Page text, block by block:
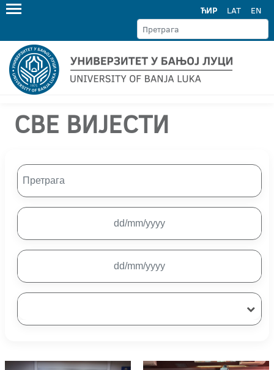
ЋИР LAT EN
СВЕ ВИЈЕСТИ